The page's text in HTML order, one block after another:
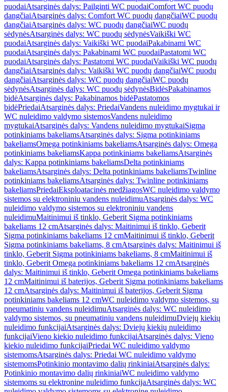
puodaiAtsarginės dalys: Pailginti WC puodaiComfort WC puodų
dangčiaiAtsarginės dalys: Comfort WC puodų dangčiaiWC puodų
dangčiaiAtsarginės dalys: WC puodų dangčiaiWC puodų
sėdynėsAtsarginės dalys: WC puodų sėdynėsVaikiški WC
puodaiAtsarginės dalys: Vaikiški WC puodaiPakabinami WC
puodaiAtsarginės dalys: Pakabinami WC puodaiPastatomi WC
puodaiAtsarginės dalys: Pastatomi WC puodaiVaikiški WC puodų
dangčiaiAtsarginės dalys: Vaikiški WC puodų dangčiaiWC puodų
dangčiaiAtsarginės dalys: WC puodų dangčiaiWC puodų
sėdynėsAtsarginės dalys: WC puodų sėdynėsBidėsPakabinamos
bidėAtsarginės dalys: Pakabinamos bidėPastatomos
bidėPriedaiAtsarginės dalys: PriedaiVandens nuleidimo mygtukai ir
WC nuleidimo valdymo sistemosVandens nuleidimo
mygtukaiAtsarginės dalys: Vandens nuleidimo mygtukaiSigma
potinkiniams bakeliamsAtsarginės dalys: Sigma potinkiniams
bakeliamsOmega potinkiniams bakeliamsAtsarginės dalys: Omega
potinkiniams bakeliamsKappa potinkiniams bakeliamsAtsarginės
dalys: Kappa potinkiniams bakeliamsDelta potinkiniams
bakeliamsAtsarginės dalys: Delta potinkiniams bakeliamsTwinline
potinkiniams bakeliamsAtsarginės dalys: Twinline potinkiniams
bakeliamsPriedaiEksploatacinės medžiagosWC nuleidimo valdymo
sistemos su elektroniniu vandens nuleidimuAtsarginės dalys: WC
nuleidimo valdymo sistemos su elektroniniu vandens
nuleidimuMaitinimui iš tinklo, Geberit Sigma potinkiniams
bakeliams 12 cmAtsarginės dalys: Maitinimui iš tinklo, Geberit
Sigma potinkiniams bakeliams 12 cmMaitinimui iš tinklo, Geberit
Sigma potinkiniams bakeliams, 8 cmAtsarginės dalys: Maitinimui iš
tinklo, Geberit Sigma potinkiniams bakeliams, 8 cmMaitinimui iš
tinklo, Geberit Omega potinkiniams bakeliams 12 cmAtsarginės
dalys: Maitinimui iš tinklo, Geberit Omega potinkiniams bakeliams
12 cmMaitinimui iš baterijos, Geberit Sigma potinkiniams bakeliams
12 cmAtsarginės dalys: Maitinimui iš baterijos, Geberit Sigma
potinkiniams bakeliams 12 cmWC nuleidimo valdymo sistemos, su
pneumatiniu vandens nuleidimuAtsarginės dalys: WC nuleidimo
valdymo sistemos, su pneumatiniu vandens nuleidimuDviejų kiekių
nuleidimo funkcijaiAtsarginės dalys: Dviejų kiekių nuleidimo
funkcijaiVieno kiekio nuleidimo funkcijaiAtsarginės dalys: Vieno
kiekio nuleidimo funkcijaiPriedai WC nuleidimo valdymo
sistemomsAtsarginės dalys: Priedai WC nuleidimo valdymo
sistemomsPotinkinio montavimo dalių rinkiniaiAtsarginės dalys:
Potinkinio montavimo dalių rinkiniaiWC nuleidimo valdymo
sistemoms su elektronine nuleidimo funkcijaAtsarginės dalys: WC